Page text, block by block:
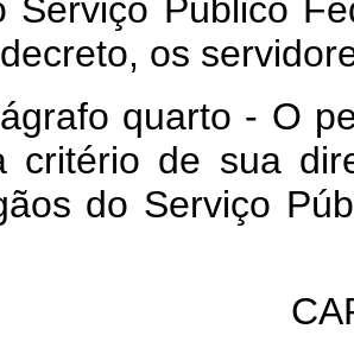
Serviço Público
os
quarto - O
critério de sua
do Serviço